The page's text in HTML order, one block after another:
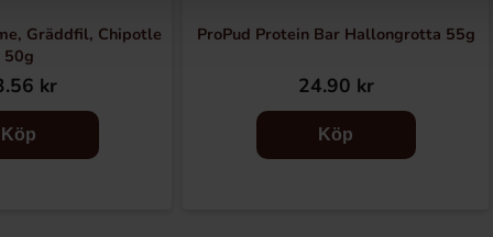
Gräddfil, Chipotle
50g
kr
Köp
ProPud Protein Bar Hallongrotta 55g
24.90 kr
Köp